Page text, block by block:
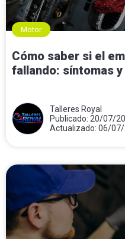
Motor
Cómo saber si el
fallando: síntomas
Talleres Royal
Publicado: 20/07/
Actualizado: 06/